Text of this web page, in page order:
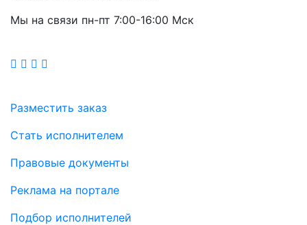
Мы на связи пн-пт 7:00-16:00 Мск
Разместить заказ
Стать исполнителем
Правовые документы
Реклама на портале
Подбор исполнителей